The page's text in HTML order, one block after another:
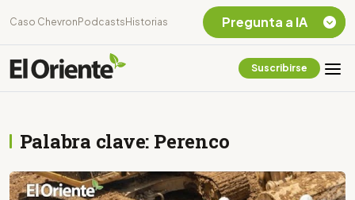
Caso Chevron Podcasts Historias
Suscribirse
Palabra clave: Perenco
Pregunta a IA
Amazonia Ecuatoriana
¿En que consiste la